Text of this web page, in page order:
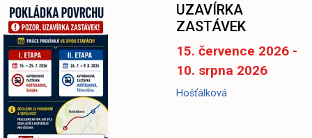
UZAVÍRKA
ZASTÁVEK
15. července 2026 -
10. srpna 2026
Hošťálková